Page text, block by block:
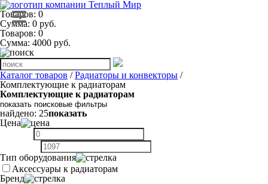
Товаров: 0
Сумма: 0 руб.
Товаров: 0
Сумма: 4000 руб.
Каталог товаров /Радиаторы и конвекторы /
Комплектующие к радиаторам
Комплектующие к радиаторам
показать поисковые фильтры
найдено: 25показать
Цена
Тип оборудования
Аксессуары к радиаторам
Бренд